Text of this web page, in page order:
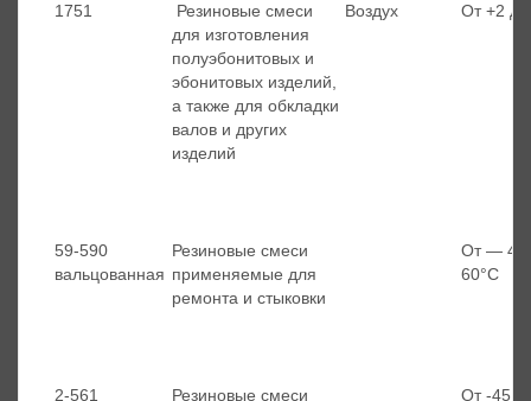
1751
Резиновые смеси
для изготовления
полуэбонитовых и
эбонитовых изделий,
а также для обкладки
валов и других
изделий
Воздух От +2
59-590
вальцованная
Резиновые смеси
применяемые для
ремонта и стыковки
От — 45
60°С
2-561 Резиновые смеси От -45